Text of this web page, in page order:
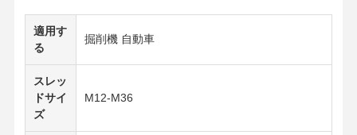
適用す
る
掘削機 自動車
スレッ
ドサイ
ズ
M12-M36